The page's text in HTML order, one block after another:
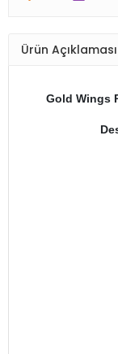
Ürün Açıklaması
Gold Wings